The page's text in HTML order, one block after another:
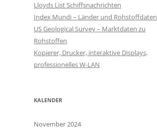
Lloyds List Schiffsnachrichten
Index Mundi – Länder und Rohstoffdaten
US Geological Survey – Marktdaten zu
Rohstoffen
Kopierer, Drucker, interaktive Displays,
professionelles W-LAN
KALENDER
November 2024